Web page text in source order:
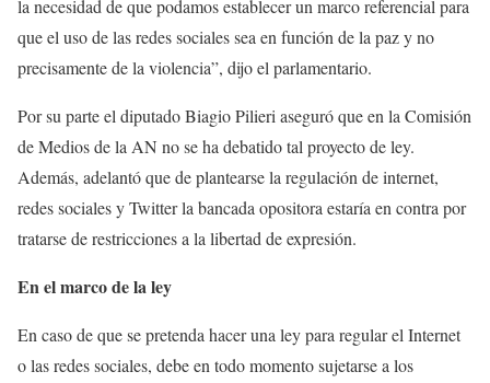
la necesidad de que podamos establecer un marco referencial para
que el uso de las redes sociales sea en función de la paz y no
precisamente de la violencia”, dijo el parlamentario.
Por su parte el diputado Biagio Pilieri aseguró que en la Comisión
de Medios de la AN no se ha debatido tal proyecto de ley.
Además, adelantó que de plantearse la regulación de internet,
redes sociales y Twitter la bancada opositora estaría en contra por
tratarse de restricciones a la libertad de expresión.
En el marco de la ley
En caso de que se pretenda hacer una ley para regular el Internet
o las redes sociales, debe en todo momento sujetarse a los